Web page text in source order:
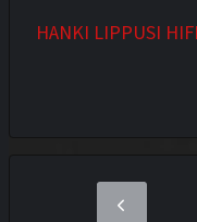
HANKI LIPPUSI